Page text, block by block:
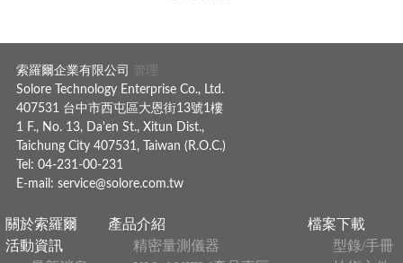
索羅爾企業有限公司
管理
Solore Technology Enterprise Co., Ltd.
407531 台中市西屯區大恩街13號1樓
1 F., No. 13, Da'en St., Xitun Dist.,
Taichung City 407531, Taiwan (R.O.C.)
Tel: 04-231-00-231
E-mail: service@solore.com.tw
關於索羅爾
活動資訊
產品介紹
精密量測儀器
檔案下載
型錄/手冊